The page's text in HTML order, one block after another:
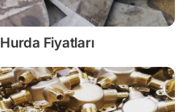
Hurda Fiyatları